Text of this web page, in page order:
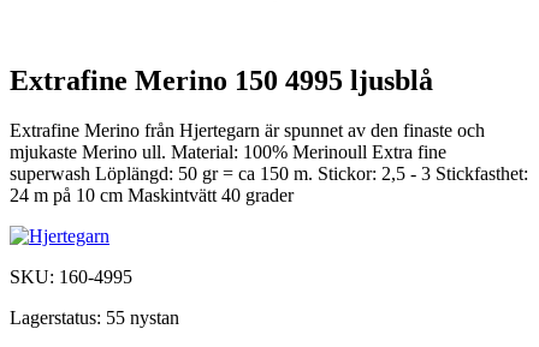
Extrafine Merino 150 4995 ljusblå
Extrafine Merino från Hjertegarn är spunnet av den finaste och
mjukaste Merino ull. Material: 100% Merinoull Extra fine
superwash Löplängd: 50 gr = ca 150 m. Stickor: 2,5 - 3 Stickfasthet:
24 m på 10 cm Maskintvätt 40 grader
SKU: 160-4995
Lagerstatus: 55 nystan